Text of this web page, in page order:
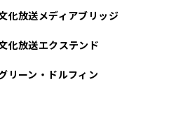
化放送メディアブリッジ
化放送エクステンド
リーン・ドルフィン